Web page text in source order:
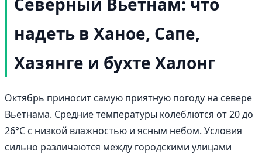
надеть в Ханое, Сапе,
Хазянге и бухте Халонг
Октябрь приносит самую приятную погоду на севере
Вьетнама. Средние температуры колеблются от 20 до
26°C с низкой влажностью и ясным небом. Условия
сильно различаются между городскими улицами